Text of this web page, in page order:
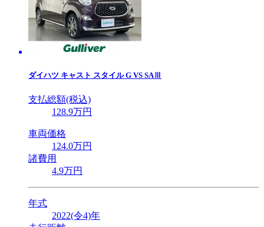
ダイハツ キャスト スタイル G VS SAⅢ
支払総額(税込)
128.9万円
車両価格
124.0万円
諸費用
4.9万円
年式
2022(令4)年